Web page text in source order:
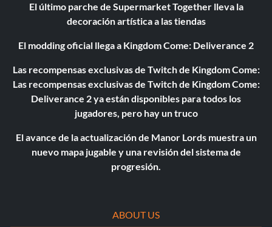
El último parche de Supermarket Together lleva la
decoración artística a las tiendas
El modding oficial llega a Kingdom Come: Deliverance 2
Las recompensas exclusivas de Twitch de Kingdom Come:
Las recompensas exclusivas de Twitch de Kingdom Come:
Deliverance 2 ya están disponibles para todos los
jugadores, pero hay un truco
El avance de la actualización de Manor Lords muestra un
nuevo mapa jugable y una revisión del sistema de
progresión.
ABOUT US